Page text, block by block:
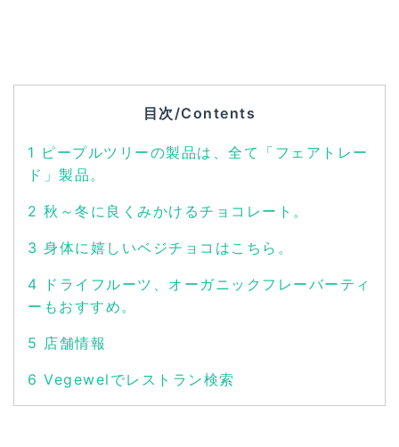
目次/Contents
1 ピープルツリーの製品は、全て「フェアトレー
ド」製品。
2 秋～冬に良くみかけるチョコレート。
3 身体に嬉しいベジチョコはこちら。
4 ドライフルーツ、オーガニックフレーバーティ
ーもおすすめ。
5 店舗情報
6 Vegewelでレストラン検索